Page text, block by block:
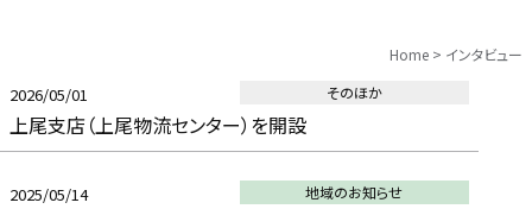
Home > インタビュー
2026/05/01 そのほか
上尾支店（上尾物流センター）を開設
2025/05/14 地域のお知らせ